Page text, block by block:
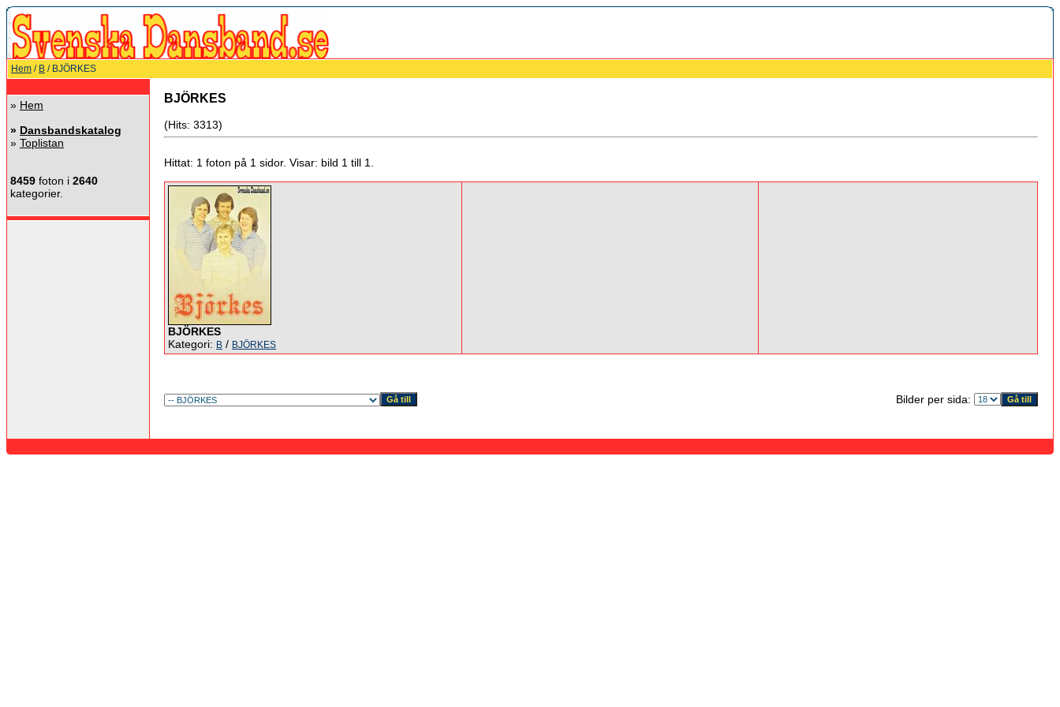
Hem / B / BJÖRKES
» Hem
» Dansbandskatalog
» Toplistan
8459 foton i 2640
kategorier.
BJÖRKES
(Hits: 3313)
Hittat: 1 foton på 1 sidor. Visar: bild 1 till 1.
BJÖRKES
Kategori: B / BJÖRKES
Bilder per sida: